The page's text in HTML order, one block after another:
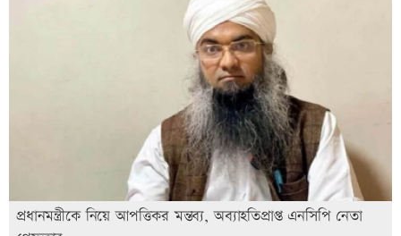
প্রধানমন্ত্রীকে নিয়ে আপত্তিকর মন্তব্য, অব্যাহতিপ্রাপ্ত এনসিপি নেতা